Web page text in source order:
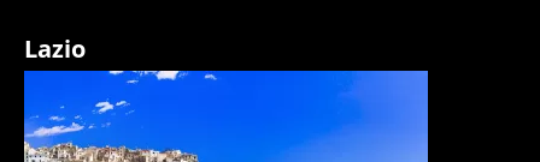
Lazio